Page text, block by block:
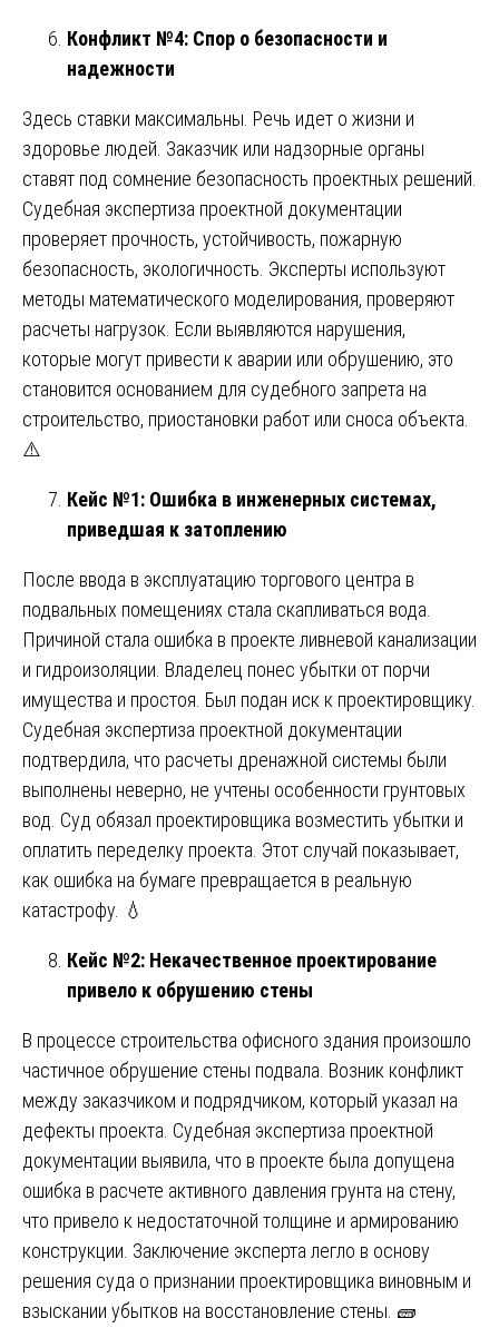
Конфликт №4: Спор о безопасности и
надежности
Здесь ставки максимальны. Речь идет о жизни и
здоровье людей. Заказчик или надзорные органы
ставят под сомнение безопасность проектных решений.
Судебная экспертиза проектной документации
проверяет прочность, устойчивость, пожарную
безопасность, экологичность. Эксперты используют
методы математического моделирования, проверяют
расчеты нагрузок. Если выявляются нарушения,
которые могут привести к аварии или обрушению, это
становится основанием для судебного запрета на
строительство, приостановки работ или сноса объекта.
⚠️
Кейс №1: Ошибка в инженерных системах,
приведшая к затоплению
После ввода в эксплуатацию торгового центра в
подвальных помещениях стала скапливаться вода.
Причиной стала ошибка в проекте ливневой канализации
и гидроизоляции. Владелец понес убытки от порчи
имущества и простоя. Был подан иск к проектировщику.
Судебная экспертиза проектной документации
подтвердила, что расчеты дренажной системы были
выполнены неверно, не учтены особенности грунтовых
вод. Суд обязал проектировщика возместить убытки и
оплатить переделку проекта. Этот случай показывает,
как ошибка на бумаге превращается в реальную
катастрофу. 💧
Кейс №2: Некачественное проектирование
привело к обрушению стены
В процессе строительства офисного здания произошло
частичное обрушение стены подвала. Возник конфликт
между заказчиком и подрядчиком, который указал на
дефекты проекта. Судебная экспертиза проектной
документации выявила, что в проекте была допущена
ошибка в расчете активного давления грунта на стену,
что привело к недостаточной толщине и армированию
конструкции. Заключение эксперта легло в основу
решения суда о признании проектировщика виновным и
взыскании убытков на восстановление стены. 🧱